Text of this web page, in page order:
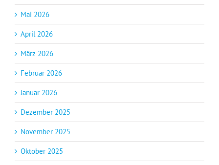
Mai 2026
April 2026
März 2026
Februar 2026
Januar 2026
Dezember 2025
November 2025
Oktober 2025